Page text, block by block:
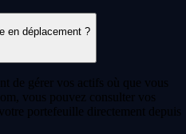
en déplacement ?
de gérer vos actifs où que vous
vous pouvez consulter vos
portefeuille directement depuis